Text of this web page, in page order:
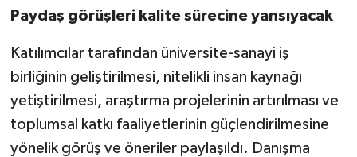
Paydaş görüşleri kalite sürecine yansıyacak
Katılımcılar tarafından üniversite-sanayi iş
birliğinin geliştirilmesi, nitelikli insan kaynağı
yetiştirilmesi, araştırma projelerinin artırılması ve
toplumsal katkı faaliyetlerinin güçlendirilmesine
yönelik görüş ve öneriler paylaşıldı. Danışma